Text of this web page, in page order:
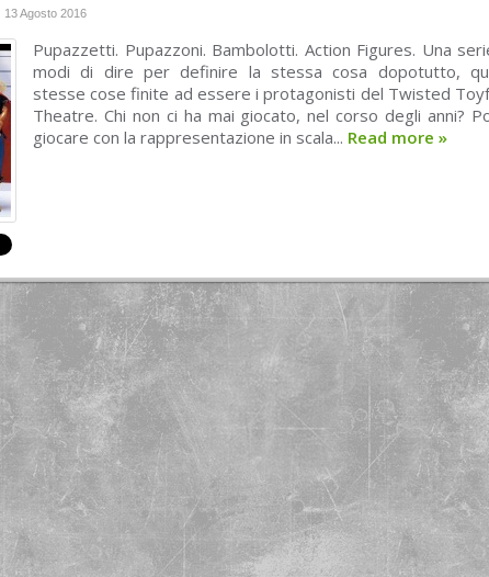
13 Agosto 2016
Pupazzetti. Pupazzoni. Bambolotti. Action Figures. Una
modi di dire per definire la stessa cosa dopotutto,
stesse cose finite ad essere i protagonisti del Twisted
Theatre. Chi non ci ha mai giocato, nel corso degli anni?
giocare con la rappresentazione in scala... Read more »